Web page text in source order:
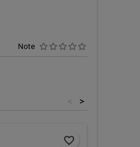
Note
>
<
favorite_border